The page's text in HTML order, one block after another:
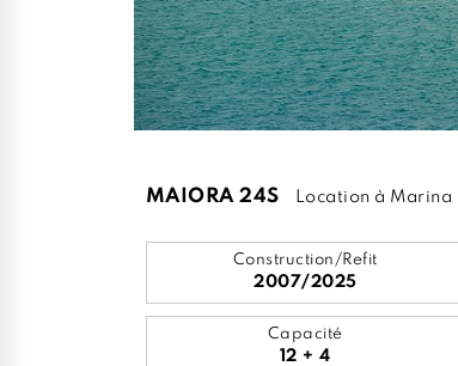
MAIORA 24S Location à
Construction/Refit
2007/2025
Capacité
12 + 4